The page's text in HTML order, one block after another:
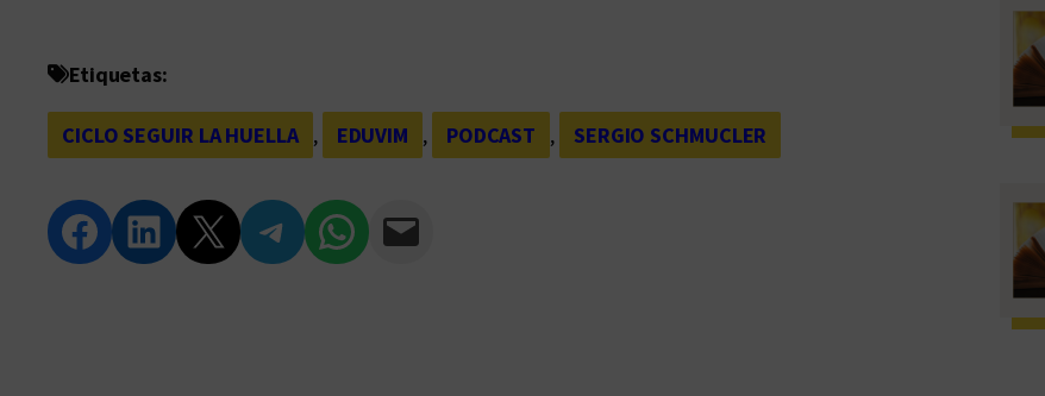
Etiquetas:
CICLO SEGUIR LA HUELLA , EDUVIM , PODCAST , SERGIO SCHMUCLER
Compartir en Facebook Compartir en LinkedIn Compartir en Twitter Compartir en Telegram Compartir en WhatsApp Compartir vía Email